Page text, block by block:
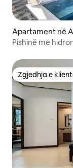
Apartament në
Pishinë me
Zgjedhja e
Zgjedhja e